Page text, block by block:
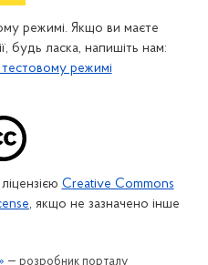
режимі. Якщо ви маєте
будь ласка, напишіть нам:
режимі
Creative Commons
, якщо не зазначено інше
— розробник порталу